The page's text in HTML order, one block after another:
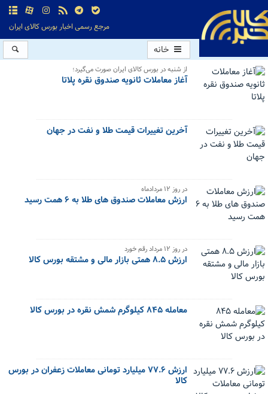
مرجع رسمی اخبار بورس کالای ایران
خانه
از شنبه در بورس کالای ایران صورت می‌گیرد؛
آغاز معاملات ثانویه صندوق نقره پلاتا
آخرین تغییرات قیمت طلا و نفت در جهان
در روز ۱۲ مردادماه
ارزش معاملات صندوق های طلا به ۶ همت رسید
در روز ۱۲ مرداد رقم خورد
ارزش ۸.۵ همتی بازار مالی و مشتقه بورس کالا
معامله ۸۴۵ کیلوگرم شمش نقره در بورس کالا
ارزش ۷۷.۶ میلیارد تومانی معاملات زعفران در بورس
کالا